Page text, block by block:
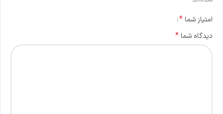
امتیاز شما *
دیدگاه شما *